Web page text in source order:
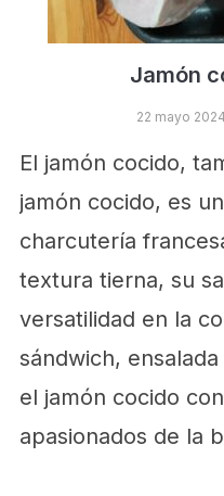
Jamón
22 mayo 2024
El jamón cocido,
jamón cocido, es
charcutería
textura tierna, su
versatilidad en la
sándwich,
el jamón cocido
apasionados de la